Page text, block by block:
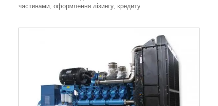
частинами, оформлення лізингу, кредиту.